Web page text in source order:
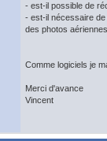
- est-il possible de
- est-il nécessaire
des photos
Comme logiciels je
Merci d'avance
Vincent